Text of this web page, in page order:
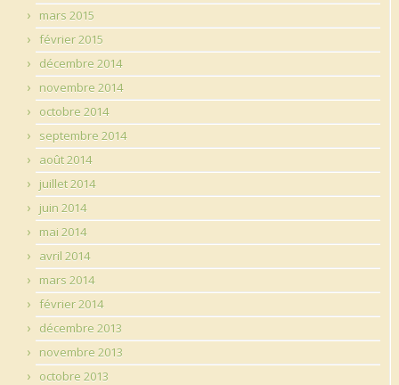
mars 2015
février 2015
décembre 2014
novembre 2014
octobre 2014
septembre 2014
août 2014
juillet 2014
juin 2014
mai 2014
avril 2014
mars 2014
février 2014
décembre 2013
novembre 2013
octobre 2013